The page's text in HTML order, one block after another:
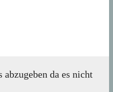
da es nicht